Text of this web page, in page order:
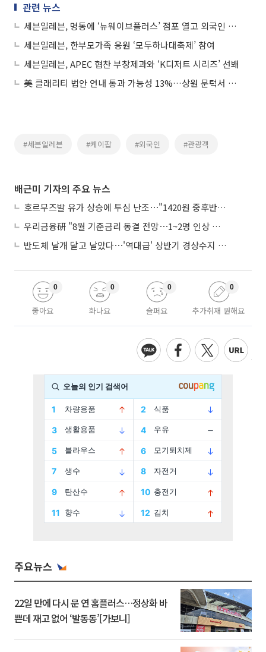
관련 뉴스
세븐일레븐, 명동에 ‘뉴웨이브플러스’ 점포 열고 외국인 공략
세븐일레븐, 한부모가족 응원 ‘모두하나대축제’ 참여
세븐일레븐, APEC 협찬 부창제과와 ‘K디저트 시리즈’ 선봬
美 클래리티 법안 연내 통과 가능성 13%…상원 문턱서 제동
#세븐일레븐 #케이팝 #외국인 #관광객
배근미 기자의 주요 뉴스
호르무즈발 유가 상승에 투심 난조⋯"1420원 중후반 등락"
우리금융硏 "8월 기준금리 동결 전망⋯1~2명 인상 소수의견 낼 것"
반도체 날개 달고 날았다⋯'역대급' 상반기 경상수지 흑자 2000억달러 육박
좋아요
0
화나요
0
슬퍼요
0
추가취재 원해요
0
주요뉴스
22일 만에 다시 문 연 홈플러스…정상화 바
쁜데 재고 없어 ‘발동동’[가보니]